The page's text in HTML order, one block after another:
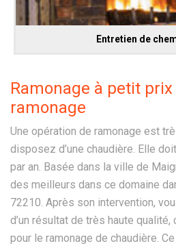
Entretien de
Ramonage à petit
ramonage
Une opération de ramonage est
disposez d’une chaudière. Elle
par an. Basée dans la ville de
des meilleurs dans ce domaine
72210. Après son intervention,
d’un résultat de très haute
pour le ramonage de chaudière.